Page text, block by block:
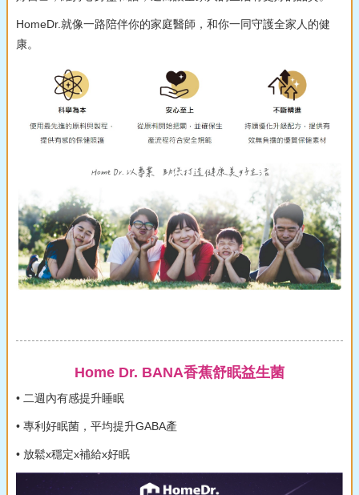
HomeDr.就像一路陪伴你的家庭醫師，和你一同守護全家人的健
康。
Home Dr. BANA香蕉舒眠益生菌
• 二週內有感提升睡眠
• 專利好眠菌，平均提升GABA產
• 放鬆x穩定x補給x好眠